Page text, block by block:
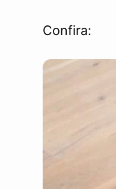
Confira: